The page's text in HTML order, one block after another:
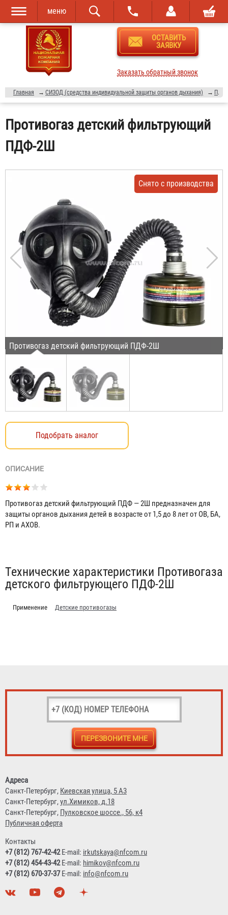
Перейти к
основному
содержанию
Skip to
navigation
меню
ОСТАВИТЬ
ЗАЯВКУ
Заказать обратный звонок
Главная → СИЗОД (средства индивидуальной защиты органов дыхания) → Противогазы
Противогаз детский фильтрующий
ПДФ-2Ш
Противогаз детский фильтрующий ПДФ-2Ш
Снято с производства
Подобрать аналог
ОПИСАНИЕ
Противогаз детский фильтрующий ПДФ — 2Ш предназначен для
защиты органов дыхания детей в возрасте от 1,5 до 8 лет от ОВ, БА,
РП и АХОВ.
Табы
Технические характеристики Противогаза
детского фильтрующего ПДФ-2Ш
Применение Детские противогазы
Адреса
Санкт-Петербург, Киевская улица, 5 А3
Санкт-Петербург,ул.Химиков, д.18
Санкт-Петербург, Пулковское шоссе., 56, к4
Публичная оферта
Контакты
+7 (812) 767-42-42E-mail: irkutskaya@nfcom.ru
+7 (812) 454-43-42E-mail: himikov@nfcom.ru
+7 (812) 670-37-37E-mail: info@nfcom.ru